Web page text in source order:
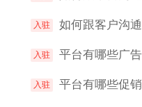
入驻 如何跟客户沟通
入驻 平台有哪些广
入驻 平台有哪些促